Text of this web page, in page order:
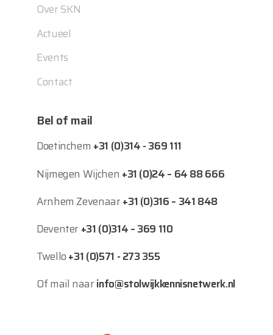
Over SKN
Actueel
Events
Contact
Bel of mail
Doetinchem +31 (0)314 - 369 111
Nijmegen Wijchen +31 (0)24 – 64 88 666
Arnhem Zevenaar+31 (0)316 – 341 848
Deventer +31 (0)314 – 369 110
Twello+31 (0)571 - 273 355
Of mail naarinfo@stolwijkkennisnetwerk.nl